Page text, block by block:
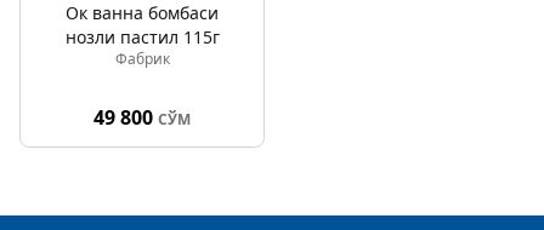
Ок ванна бомбаси
нозли пастил 115г
Фабрик
49 800 СЎМ